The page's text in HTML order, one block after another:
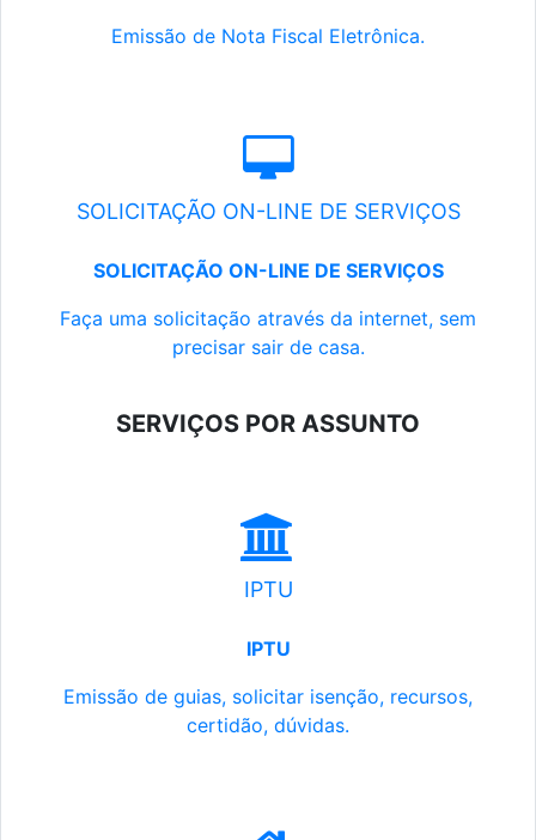
Emissão de Nota Fiscal Eletrônica.
SOLICITAÇÃO ON-LINE DE SERVIÇOS
SOLICITAÇÃO ON-LINE DE SERVIÇOS
Faça uma solicitação através da internet, sem
precisar sair de casa.
SERVIÇOS POR ASSUNTO
IPTU
IPTU
Emissão de guias, solicitar isenção, recursos,
certidão, dúvidas.